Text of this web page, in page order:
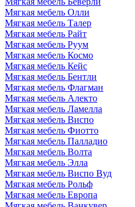
Мягкая мебель Олли
Мягкая мебель Талер
Мягкая мебель Райт
Мягкая мебель Руум
Мягкая мебель Космо
Мягкая мебель Кейс
Мягкая мебель Бентли
Мягкая мебель Флагман
Мягкая мебель Алекто
Мягкая мебель Ламелла
Мягкая мебель Виспо
Мягкая мебель Фиотто
Мягкая мебель Палладио
Мягкая мебель Волта
Мягкая мебель Элла
Мягкая мебель Виспо Вуд
Мягкая мебель Рольф
Мягкая мебель Европа